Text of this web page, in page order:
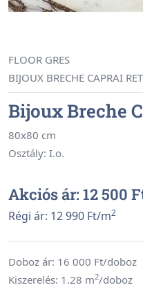
FLOOR GRES
BIJOUX BRECHE CAPRAI
Bijoux Breche
80x80 cm
Osztály: I.o.
Akciós ár: 12 500
Régi ár: 12 990 Ft/m2
Doboz ár: 16 000 Ft/doboz
Kiszerelés: 1.28 m2/doboz